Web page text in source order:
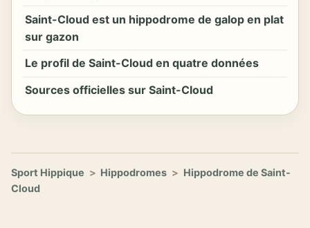
Saint-Cloud est un hippodrome de galop en plat
sur gazon
Le profil de Saint-Cloud en quatre données
Sources officielles sur Saint-Cloud
Sport Hippique > Hippodromes > Hippodrome de Saint-
Cloud